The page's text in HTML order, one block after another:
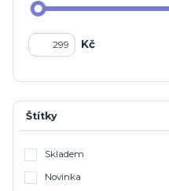
Kč
Štítky
Skladem
Novinka